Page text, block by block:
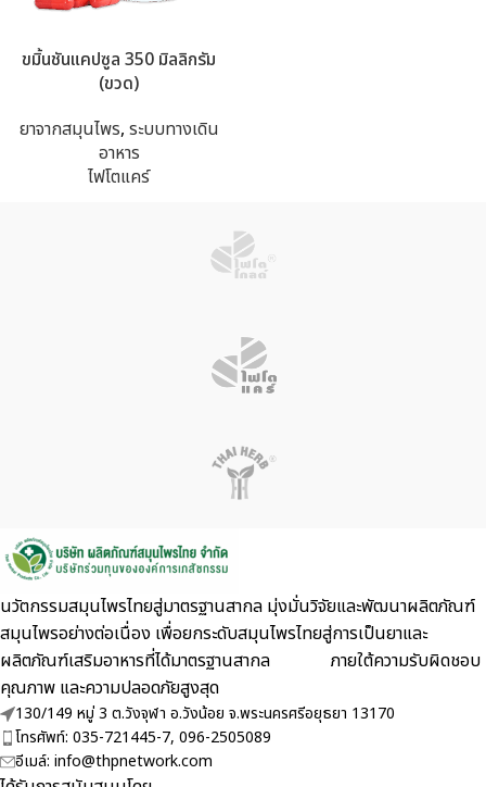
ขมิ้นชันแคปซูล 350 มิลลิกรัม
(ขวด)
ยาจากสมุนไพร, ระบบทางเดิน
อาหาร
ไฟโตแคร์
นวัตกรรมสมุนไพรไทยสู่มาตรฐานสากล มุ่งมั่นวิจัยและพัฒนาผลิตภัณฑ์
สมุนไพรอย่างต่อเนื่อง เพื่อยกระดับสมุนไพรไทยสู่การเป็นยาและ
ผลิตภัณฑ์เสริมอาหารที่ได้มาตรฐานสากล ภายใต้ความรับผิดชอบ
คุณภาพ และความปลอดภัยสูงสุด
130/149 หมู่ 3 ต.วังจุฬา อ.วังน้อย จ.พระนครศรีอยุธยา 13170
โทรศัพท์: 035-721445-7, 096-2505089
อีเมล์: info@thpnetwork.com